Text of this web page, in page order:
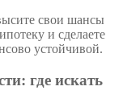
свои шансы
и сделаете
устойчивой.
где искать